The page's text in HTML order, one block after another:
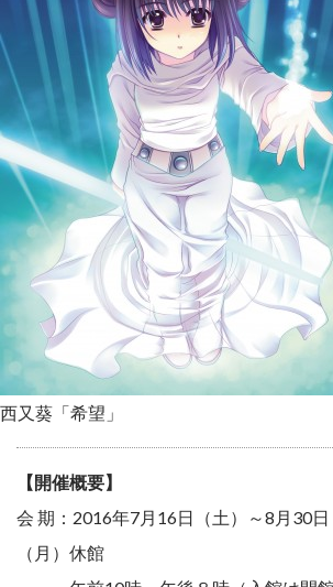
西又葵「希望」
【開催概要】
会 期：2016年7月16日（土）～8月30
（月）休館